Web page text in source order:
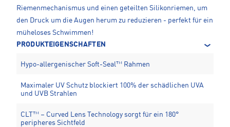
Riemenmechanismus und einen geteilten Silikonriemen, um
den Druck um die Augen herum zu reduzieren - perfekt für ein
müheloses Schwimmen!
PRODUKTEIGENSCHAFTEN
Hypo-allergenischer Soft-Seal™ Rahmen
Maximaler UV Schutz blockiert 100% der schädlichen UVA
und UVB Strahlen
CLT™ – Curved Lens Technology sorgt für ein 180°
peripheres Sichtfeld